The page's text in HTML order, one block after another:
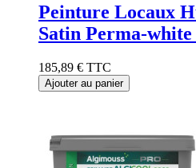
Peinture Locaux
Satin Perma-
185,89 € TTC
Ajouter au panier